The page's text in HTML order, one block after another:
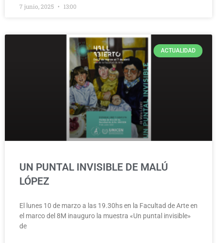
7 junio, 2025 13:00
ACTUALIDAD
UN PUNTAL INVISIBLE DE MALÚ
LÓPEZ
El lunes 10 de marzo a las 19.30hs en la Facultad de Arte en
el marco del 8M inauguro la muestra «Un puntal invisible»
de